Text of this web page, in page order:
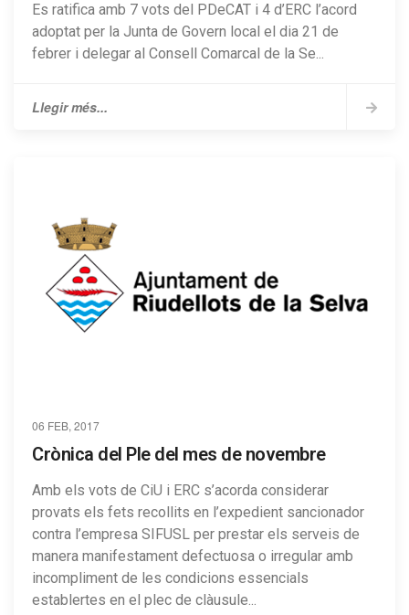
Es ratifica amb 7 vots del PDeCAT i 4 d’ERC l’acord
adoptat per la Junta de Govern local el dia 21 de
febrer i delegar al Consell Comarcal de la Se...
Llegir més...
06 FEB, 2017
Crònica del Ple del mes de novembre
Amb els vots de CiU i ERC s’acorda considerar
provats els fets recollits en l’expedient sancionador
contra l’empresa SIFUSL per prestar els serveis de
manera manifestament defectuosa o irregular amb
incompliment de les condicions essencials
establertes en el plec de clàusule...